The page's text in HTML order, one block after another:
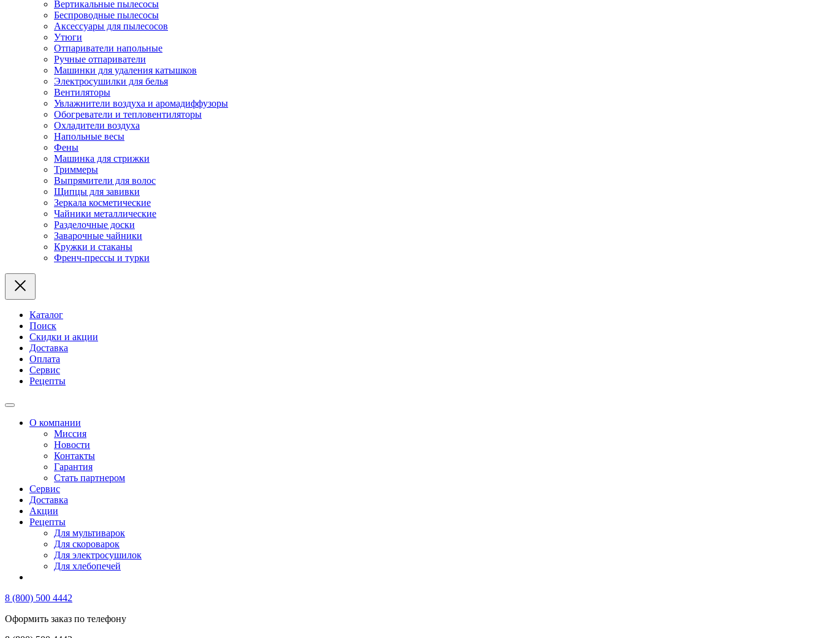
Вертикальные пылесосы
Беспроводные пылесосы
Аксессуары для пылесосов
Утюги
Отпариватели напольные
Ручные отпариватели
Машинки для удаления катышков
Электросушилки для белья
Вентиляторы
Увлажнители воздуха и аромадиффузоры
Обогреватели и тепловентиляторы
Охладители воздуха
Напольные весы
Фены
Машинка для стрижки
Триммеры
Выпрямители для волос
Щипцы для завивки
Зеркала косметические
Чайники металлические
Разделочные доски
Заварочные чайники
Кружки и стаканы
Френч-прессы и турки
Каталог
Поиск
Скидки и акции
Доставка
Оплата
Сервис
Рецепты
О компании
Миссия
Новости
Контакты
Гарантия
Стать партнером
Сервис
Доставка
Акции
Рецепты
Для мультиварок
Для скороварок
Для электросушилок
Для хлебопечей
8 (800) 500 4442
Оформить заказ по телефону